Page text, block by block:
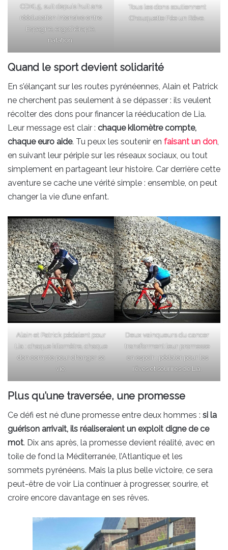
CDKL5, suit depuis huit ans
rééducation intensive entre
Espagne, ergothérapie,
natation.
Tous les dons soutiennent
Chouquette Fée un Rêve.
Quand le sport devient solidarité
En s’élançant sur les routes pyrénéennes, Alain et Patrick
ne cherchent pas seulement à se dépasser : ils veulent
récolter des dons pour financer la rééducation de Lia.
Leur message est clair : chaque kilomètre compte,
chaque euro aide. Tu peux les soutenir en faisant un don,
en suivant leur périple sur les réseaux sociaux, ou tout
simplement en partageant leur histoire. Car derrière cette
aventure se cache une vérité simple : ensemble, on peut
changer la vie d’une enfant.
Alain et Patrick pédalent pour
Lia : chaque kilomètre, chaque
don compte pour changer sa
vie.
Deux vainqueurs du cancer
transforment leur promesse
en espoir : pédaler pour les
rêves et sourires de Lia.
Plus qu’une traversée, une promesse
Ce défi est né d’une promesse entre deux hommes : si la
guérison arrivait, ils réaliseraient un exploit digne de ce
mot. Dix ans après, la promesse devient réalité, avec en
toile de fond la Méditerranée, l’Atlantique et les
sommets pyrénéens. Mais la plus belle victoire, ce sera
peut-être de voir Lia continuer à progresser, sourire, et
croire encore davantage en ses rêves.